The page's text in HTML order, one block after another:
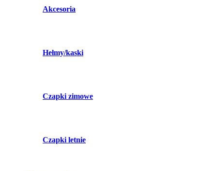
Akcesoria
Hełmy/kaski
Czapki zimowe
Czapki letnie